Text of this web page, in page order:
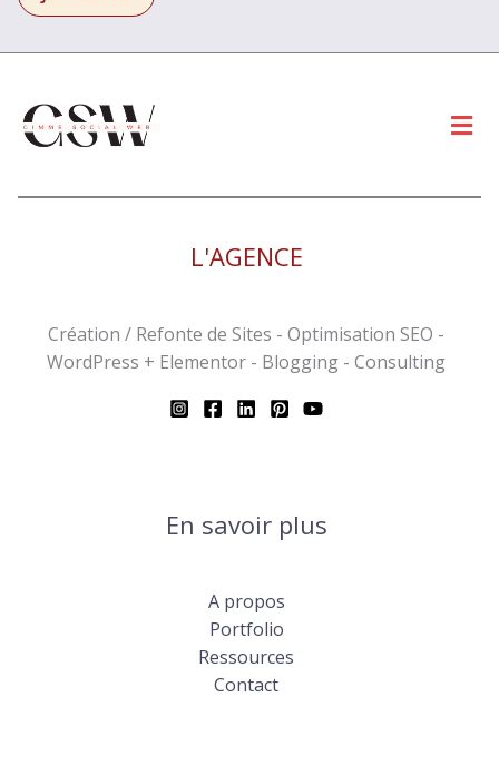
L'AGENCE
Création / Refonte de Sites - Optimisation SEO -
WordPress + Elementor - Blogging - Consulting
En savoir plus
A propos
Portfolio
Ressources
Contact